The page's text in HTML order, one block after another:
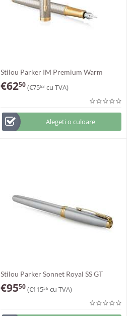
Stilou Parker IM Premium Warm
Silver GT
€6250(€7563 cu TVA)
Alegeti o culoare
Stilou Parker Sonnet Royal SS GT
€9550(€11556 cu TVA)